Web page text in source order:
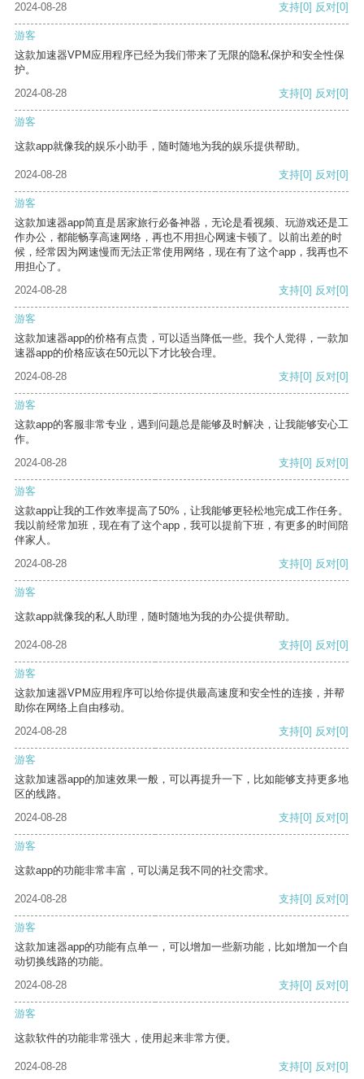
2024-08-28 支持[0] 反对[0]
游客
这款加速器VPM应用程序已经为我们带来了无限的隐私保护和安全性保
护。
2024-08-28
支持[0] 反对[0]
游客
这款app就像我的娱乐小助手，随时随地为我的娱乐提供帮助。
2024-08-28 支持[0] 反对[0]
游客
这款加速器app简直是居家旅行必备神器，无论是看视频、玩游戏还是工
作办公，都能畅享高速网络，再也不用担心网速卡顿了。以前出差的时
候，经常因为网速慢而无法正常使用网络，现在有了这个app，我再也不
用担心了。
2024-08-28
支持[0] 反对[0]
游客
这款加速器app的价格有点贵，可以适当降低一些。我个人觉得，一款加
速器app的价格应该在50元以下才比较合理。
2024-08-28
支持[0] 反对[0]
游客
这款app的客服非常专业，遇到问题总是能够及时解决，让我能够安心工
作。
2024-08-28
支持[0] 反对[0]
游客
这款app让我的工作效率提高了50%，让我能够更轻松地完成工作任务。
我以前经常加班，现在有了这个app，我可以提前下班，有更多的时间陪
伴家人。
2024-08-28
支持[0] 反对[0]
游客
这款app就像我的私人助理，随时随地为我的办公提供帮助。
2024-08-28 支持[0] 反对[0]
游客
这款加速器VPM应用程序可以给你提供最高速度和安全性的连接，并帮
助你在网络上自由移动。
2024-08-28
支持[0] 反对[0]
游客
这款加速器app的加速效果一般，可以再提升一下，比如能够支持更多地
区的线路。
2024-08-28
支持[0] 反对[0]
游客
这款app的功能非常丰富，可以满足我不同的社交需求。
2024-08-28 支持[0] 反对[0]
游客
这款加速器app的功能有点单一，可以增加一些新功能，比如增加一个自
动切换线路的功能。
2024-08-28
支持[0] 反对[0]
游客
这款软件的功能非常强大，使用起来非常方便。
2024-08-28 支持[0] 反对[0]